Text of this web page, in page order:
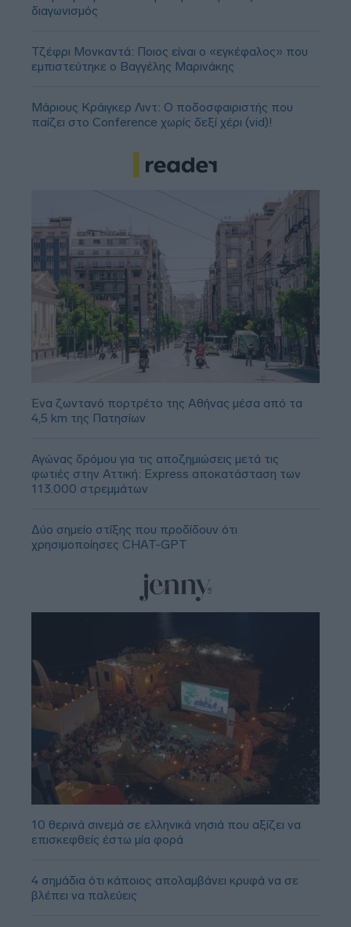
διαγωνισμός
Τζέφρι Μονκαντά: Ποιος είναι ο «εγκέφαλος» που
εμπιστεύτηκε ο Βαγγέλης Μαρινάκης
Μάριους Κράιγκερ Λιντ: Ο ποδοσφαιριστής που
παίζει στο Conference χωρίς δεξί χέρι (vid)!
Ένα ζωντανό πορτρέτο της Αθήνας μέσα από τα
4,5 km της Πατησίων
Αγώνας δρόμου για τις αποζημιώσεις μετά τις
φωτιές στην Αττική: Express αποκατάσταση των
113.000 στρεμμάτων
Δύο σημείο στίξης που προδίδουν ότι
χρησιμοποίησες CHAT-GPT
10 θερινά σινεμά σε ελληνικά νησιά που αξίζει να
επισκεφθείς έστω μία φορά
4 σημάδια ότι κάποιος απολαμβάνει κρυφά να σε
βλέπει να παλεύεις